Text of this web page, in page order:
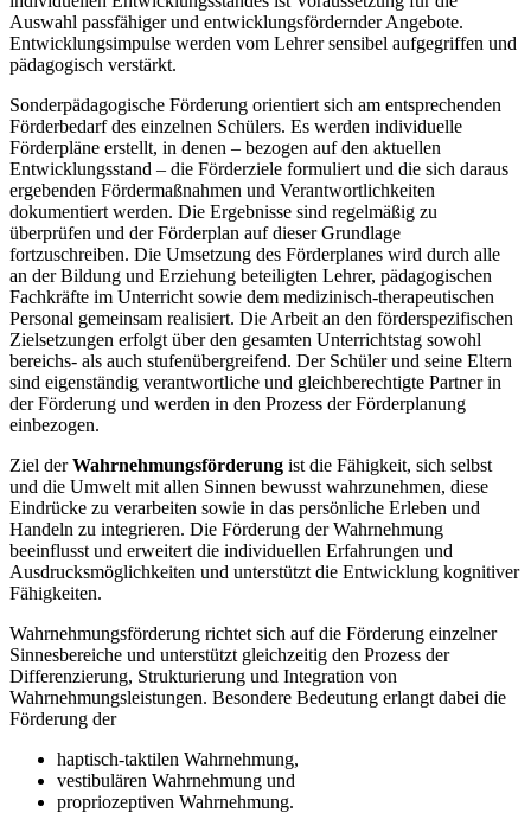
Auswahl passfähiger und entwicklungsfördernder Angebote.
Entwicklungsimpulse werden vom Lehrer sensibel aufgegriffen und
pädagogisch verstärkt.
Sonderpädagogische Förderung orientiert sich am entsprechenden
Förderbedarf des einzelnen Schülers. Es werden individuelle
Förderpläne erstellt, in denen – bezogen auf den aktuellen
Entwicklungsstand – die Förderziele formuliert und die sich daraus
ergebenden Fördermaßnahmen und Verantwortlichkeiten
dokumentiert werden. Die Ergebnisse sind regelmäßig zu
überprüfen und der Förderplan auf dieser Grundlage
fortzuschreiben. Die Umsetzung des Förderplanes wird durch alle
an der Bildung und Erziehung beteiligten Lehrer, pädagogischen
Fachkräfte im Unterricht sowie dem medizinisch-therapeutischen
Personal gemeinsam realisiert. Die Arbeit an den förderspezifischen
Zielsetzungen erfolgt über den gesamten Unterrichtstag sowohl
bereichs- als auch stufenübergreifend. Der Schüler und seine Eltern
sind eigenständig verantwortliche und gleichberechtigte Partner in
der Förderung und werden in den Prozess der Förderplanung
einbezogen.
Ziel derWahrnehmungsförderung ist die Fähigkeit, sich selbst
und die Umwelt mit allen Sinnen bewusst wahrzunehmen, diese
Eindrücke zu verarbeiten sowie in das persönliche Erleben und
Handeln zu integrieren. Die Förderung der Wahrnehmung
beeinflusst und erweitert die individuellen Erfahrungen und
Ausdrucksmöglichkeiten und unterstützt die Entwicklung kognitiver
Fähigkeiten.
Wahrnehmungsförderung richtet sich auf die Förderung einzelner
Sinnesbereiche und unterstützt gleichzeitig den Prozess der
Differenzierung, Strukturierung und Integration von
Wahrnehmungsleistungen. Besondere Bedeutung erlangt dabei die
Förderung der
haptisch-taktilen Wahrnehmung,
vestibulären Wahrnehmung und
propriozeptiven Wahrnehmung.